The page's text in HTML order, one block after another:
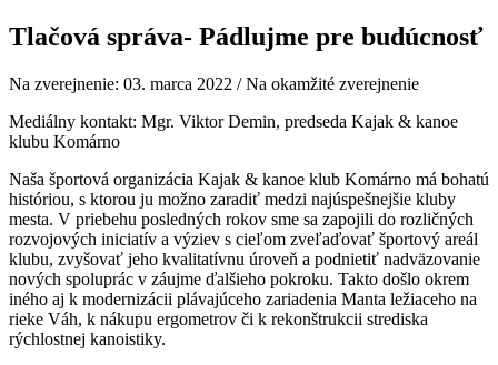
Tlačová správa- Pádlujme pre budúcnosť
Na zverejnenie: 03. marca 2022 / Na okamžité zverejnenie
Mediálny kontakt: Mgr. Viktor Demin, predseda Kajak & kanoe
klubu Komárno
Naša športová organizácia Kajak & kanoe klub Komárno má bohatú
históriou, s ktorou ju možno zaradiť medzi najúspešnejšie kluby
mesta. V priebehu posledných rokov sme sa zapojili do rozličných
rozvojových iniciatív a výziev s cieľom zveľaďovať športový areál
klubu, zvyšovať jeho kvalitatívnu úroveň a podnietiť nadväzovanie
nových spoluprác v záujme ďalšieho pokroku. Takto došlo okrem
iného aj k modernizácii plávajúceho zariadenia Manta ležiaceho na
rieke Váh, k nákupu ergometrov či k rekonštrukcii strediska
rýchlostnej kanoistiky.